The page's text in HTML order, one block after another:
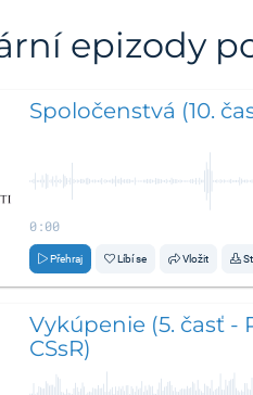
epizody
Spoločenstvá (10.
0:00
Přehraj Líbí se Vložit
Vykúpenie (5. časť -
CSsR)